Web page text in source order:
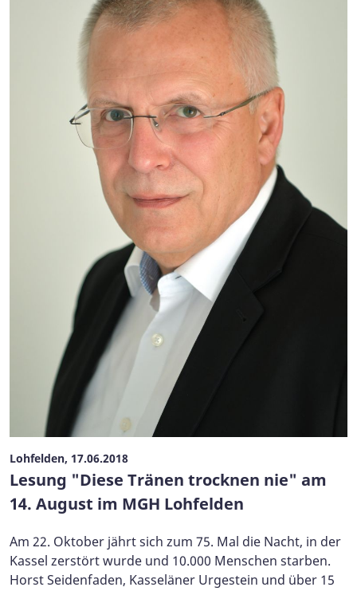
Lohfelden, 17.06.2018
Lesung "Diese Tränen trocknen nie" am
14. August im MGH Lohfelden
Am 22. Oktober jährt sich zum 75. Mal die Nacht, in der
Kassel zerstört wurde und 10.000 Menschen starben.
Horst Seidenfaden, Kasseläner Urgestein und über 15